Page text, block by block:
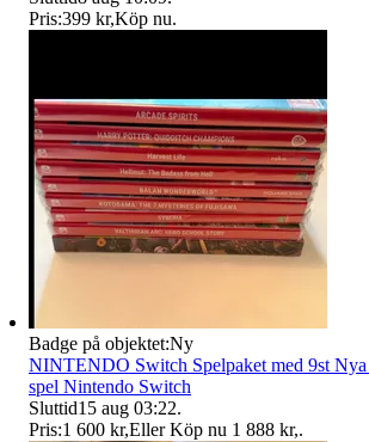
Pris:399 kr,Köp nu.
Badge på objektet:Ny
NINTENDO Switch Spelpaket med 9st Nya
spel Nintendo Switch
Sluttid15 aug 03:22.
Pris:1 600 kr,Eller Köp nu 1 888 kr,.